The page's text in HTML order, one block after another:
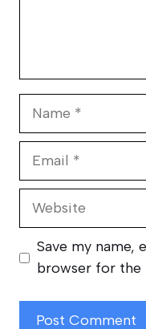
Website
Save my name,
browser for the